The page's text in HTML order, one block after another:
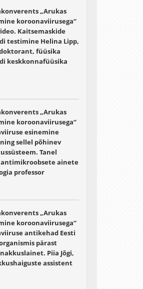
„Arukas
koroonaviirusega“
Kaitsemaskide
testimine Helina Lipp,
füüsika
keskkonnafüüsika
„Arukas
koroonaviirusega“
esinemine
sellel põhinev
Tanel
antimikroobsete ainete
professor
„Arukas
koroonaviirusega“
antikehad Eesti
pärast
Piia Jõgi,
assistent